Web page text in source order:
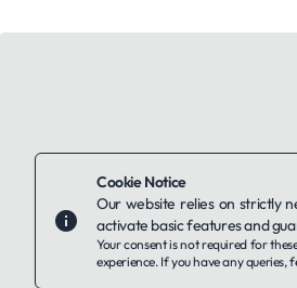
Cookie Notice
Our website relies on strictly
activate basic features and
Your consent is not required for
experience. If you have any